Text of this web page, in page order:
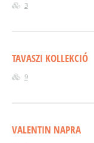
3
TAVASZI KOLLEKCIÓ
9
VALENTIN NAPRA